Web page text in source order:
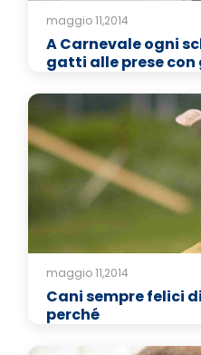
maggio 11,2014
A Carnevale ogni
gatti alle prese
maggio 11,2014
Cani sempre felici
perché